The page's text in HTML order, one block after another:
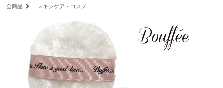
全商品 スキンケア・コスメ